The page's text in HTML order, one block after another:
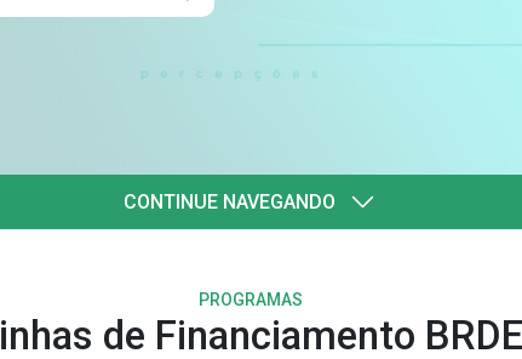
CONTINUE NAVEGANDO
PROGRAMAS
de Financiamento BRDE